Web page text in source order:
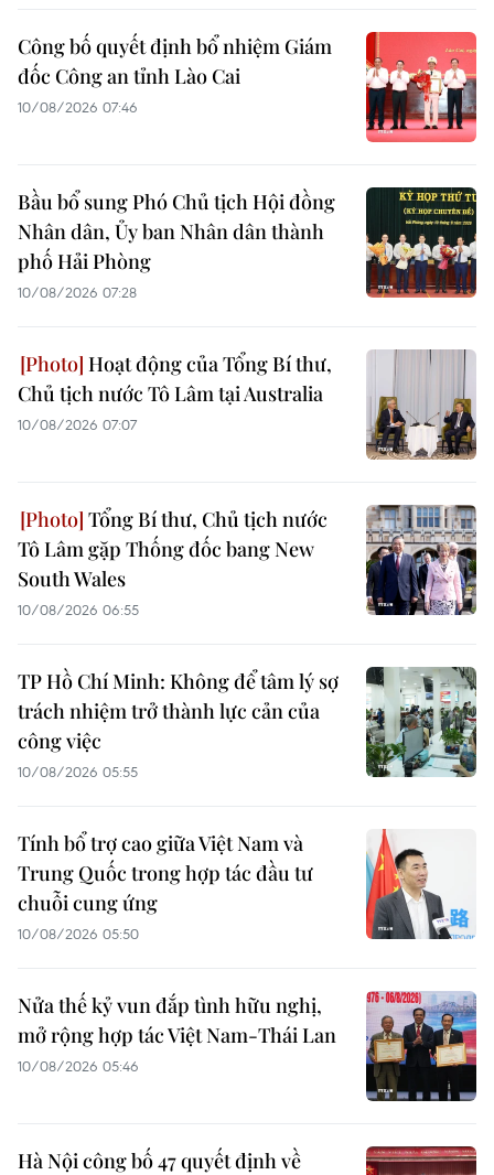
Công bố quyết định bổ nhiệm Giám
đốc Công an tỉnh Lào Cai
10/08/2026 07:46
Bầu bổ sung Phó Chủ tịch Hội đồng
Nhân dân, Ủy ban Nhân dân thành
phố Hải Phòng
10/08/2026 07:28
Hoạt động của Tổng Bí thư,
Chủ tịch nước Tô Lâm tại Australia
10/08/2026 07:07
Tổng Bí thư, Chủ tịch nước
Tô Lâm gặp Thống đốc bang New
South Wales
10/08/2026 06:55
TP Hồ Chí Minh: Không để tâm lý sợ
trách nhiệm trở thành lực cản của
công việc
10/08/2026 05:55
Tính bổ trợ cao giữa Việt Nam và
Trung Quốc trong hợp tác đầu tư
chuỗi cung ứng
10/08/2026 05:50
Nửa thế kỷ vun đắp tình hữu nghị,
mở rộng hợp tác Việt Nam-Thái Lan
10/08/2026 05:46
Hà Nội công bố 47 quyết định về